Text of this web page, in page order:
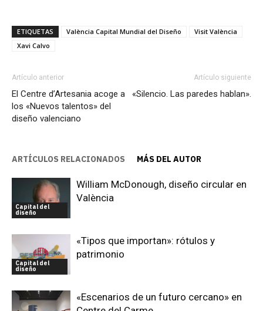
ETIQUETAS València Capital Mundial del Diseño
Visit València
Xavi Calvo
Artículo anterior
El Centre d’Artesania acoge a
los «Nuevos talentos» del
diseño valenciano
Artículo siguiente
«Silencio. Las paredes hablan».
ARTÍCULOS RELACIONADOS MÁS DEL AUTOR
Capital del
diseño
William McDonough, diseño circular en
València
Capital del
diseño
«Tipos que importan»: rótulos y
patrimonio
«Escenarios de un futuro cercano» en